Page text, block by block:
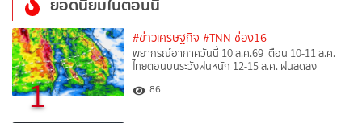
ยอดนิยมในตอนนี้
1
#ข่าวเศรษฐกิจ #TNN ช่อง16
พยากรณ์อากาศวันนี้ 10 ส.ค.69 เตือน 10-11 ส.ค.
ไทยตอนบนระวังฝนหนัก 12-15 ส.ค. ฝนลดลง
86